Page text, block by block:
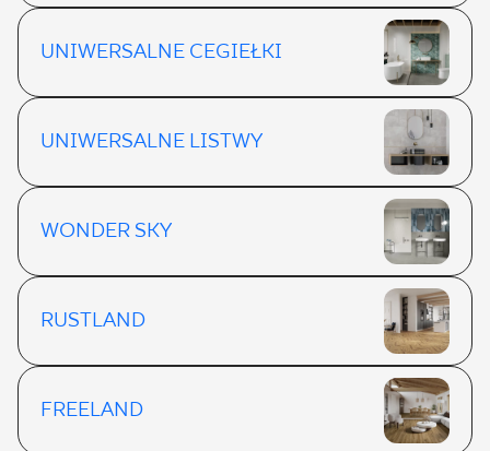
UNIWERSALNE CEGIEŁKI
UNIWERSALNE LISTWY
WONDER SKY
RUSTLAND
FREELAND